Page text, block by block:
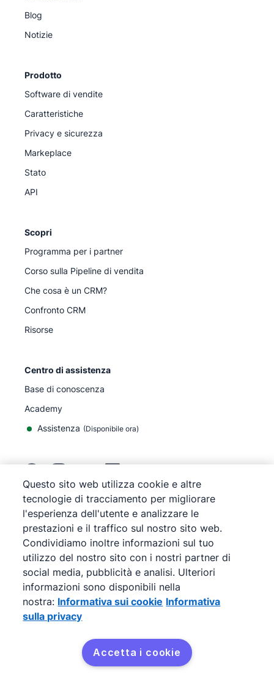
Blog
Notizie
Prodotto
Software di vendite
Caratteristiche
Privacy e sicurezza
Markeplace
Stato
API
Scopri
Programma per i partner
Corso sulla Pipeline di vendita
Che cosa è un CRM?
Confronto CRM
Risorse
Centro di assistenza
Base di conoscenza
Academy
Assistenza (Disponibile ora)
©2026Pipedrive
Pipedrive
Termini di servizio
Pipedrive
Informativa sulla privacy
Mappa del sito
Informativa sui cookie
Preferenze cookie
Pipedrive è una soluzione CRM di vendite basata su
web.
Questo sito web utilizza cookie e altre
tecnologie di tracciamento per migliorare
l'esperienza dell'utente e analizzare le
prestazioni e il traffico sul nostro sito web.
Condividiamo inoltre informazioni sul tuo
utilizzo del nostro sito con i nostri partner di
social media, pubblicità e analisi. Ulteriori
informazioni sono disponibili nella
nostra: Informativa sui cookie Informativa
sulla privacy
Accetta i cookie